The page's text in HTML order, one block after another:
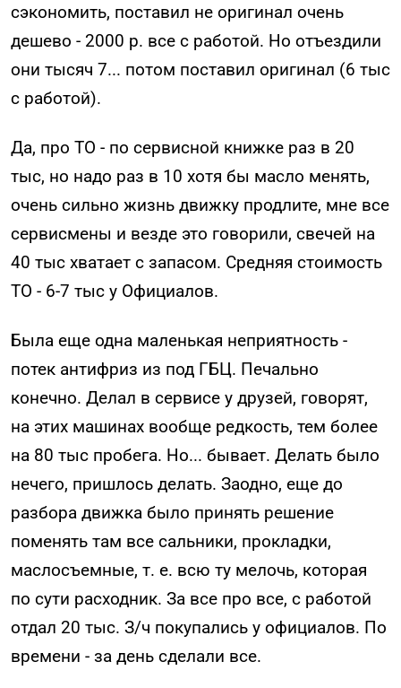
сэкономить, поставил не оригинал очень
дешево - 2000 р. все с работой. Но отъездили
они тысяч 7... потом поставил оригинал (6 тыс
с работой).
Да, про ТО - по сервисной книжке раз в 20
тыс, но надо раз в 10 хотя бы масло менять,
очень сильно жизнь движку продлите, мне все
сервисмены и везде это говорили, свечей на
40 тыс хватает с запасом. Средняя стоимость
ТО - 6-7 тыс у Официалов.
Была еще одна маленькая неприятность -
потек антифриз из под ГБЦ. Печально
конечно. Делал в сервисе у друзей, говорят,
на этих машинах вообще редкость, тем более
на 80 тыс пробега. Но... бывает. Делать было
нечего, пришлось делать. Заодно, еще до
разбора движка было принять решение
поменять там все сальники, прокладки,
маслосъемные, т. е. всю ту мелочь, которая
по сути расходник. За все про все, с работой
отдал 20 тыс. З/ч покупались у официалов. По
времени - за день сделали все.